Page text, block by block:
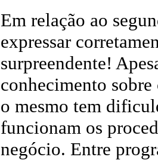
Em relação ao
expressar
surpreendente!
conhecimento sobre
o mesmo tem
funcionam os
negócio. Entre